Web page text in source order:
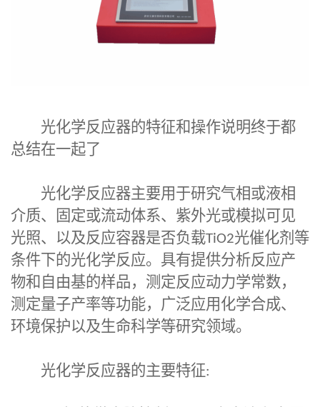
光化学反应器的特征和操作说明终于都
总结在一起了
光化学反应器主要用于研究气相或液相
介质、固定或流动体系、紫外光或模拟可见
光照、以及反应容器是否负载TiO2光催化剂等
条件下的光化学反应。具有提供分析反应产
物和自由基的样品，测定反应动力学常数，
测定量子产率等功能，广泛应用化学合成、
环境保护以及生命科学等研究领域。
光化学反应器的主要特征: